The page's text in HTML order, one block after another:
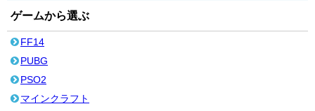
ゲームから選ぶ
FF14
PUBG
PSO2
マインクラフト